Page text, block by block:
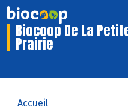
Biocoop De La
Prairie
Accueil